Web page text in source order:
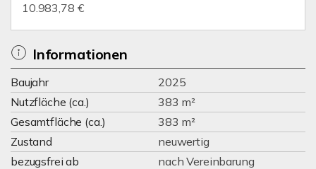
10.983,78 €
Informationen
Baujahr
2025
Nutzfläche (ca.)
383 m²
Gesamtfläche (ca.)
383 m²
Zustand
neuwertig
bezugsfrei ab
nach Vereinbarung